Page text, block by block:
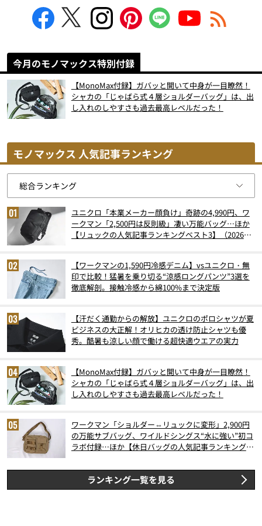
今月のモノマックス特別付録
【MonoMax付録】ガバッと開いて中身が一目瞭然！
シャカの「じゃばら式４層ショルダーバッグ」は、出
し入れのしやすさも過去最高レベルだった！
モノマックス 人気記事ランキング
ユニクロ「本業メーカー顔負け」奇跡の4,990円、ワ
ークマン「2,500円は反則級」凄い万能バッグ…ほか
【リュックの人気記事ランキングベスト3】（2026年
【ワークマンの1,590円冷感デニム】vsユニクロ・無
印で比較！猛暑を乗り切る“涼感ロングパンツ”3選を
徹底解剖。接触冷感から綿100%まで決定版
【汗だく通勤からの解放】ユニクロのポロシャツが夏
ビジネスの大正解！オリヒカの透け防止シャツも優
秀。酷暑も涼しい顔で働ける超快適ウエアの実力
【MonoMax付録】ガバッと開いて中身が一目瞭然！
シャカの「じゃばら式４層ショルダーバッグ」は、出
し入れのしやすさも過去最高レベルだった！
ワークマン「ショルダー⇔リュックに変形」2,900円
の万能サブバッグ、ワイルドシングス“水に強い”初コ
ラボ付録…ほか【休日バッグの人気記事ランキングベ
ランキング一覧を見る